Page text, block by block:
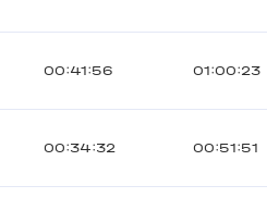
00:41:56 01:00:23
00:34:32 00:51:51